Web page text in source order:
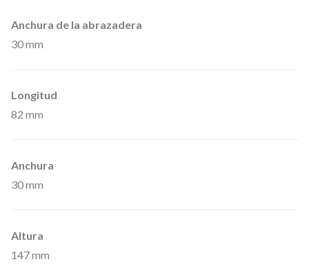
a
b
r
a
g
i
Anchura de la abrazadera
30 mm
Longitud
82 mm
Anchura
30 mm
Altura
147 mm